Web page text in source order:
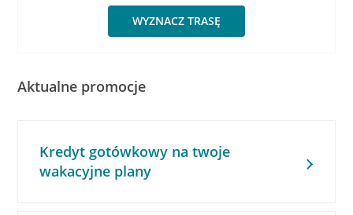
WYZNACZ TRASĘ
Aktualne promocje
Kredyt gotówkowy na twoje
wakacyjne plany